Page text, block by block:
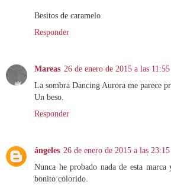
Besitos de caramelo
Responder
Mareas 26 de enero de 2015 a las 11:55
La sombra Dancing Aurora me parece
Un beso.
Responder
ángeles 26 de enero de 2015 a las 23:15
Nunca he probado nada de esta
bonito colorido.